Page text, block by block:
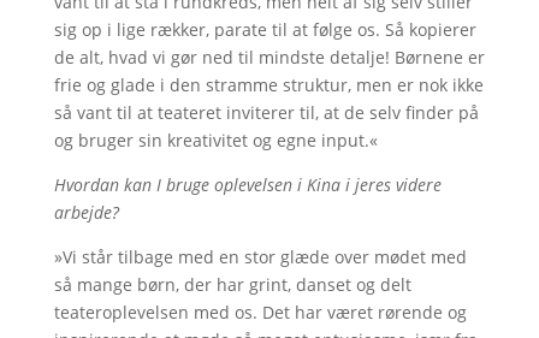
sig op i lige rækker, parate til at følge os. Så kopierer
de alt, hvad vi gør ned til mindste detalje! Børnene er
frie og glade i den stramme struktur, men er nok ikke
så vant til at teateret inviterer til, at de selv finder på
og bruger sin kreativitet og egne input.«
Hvordan kan I bruge oplevelsen i Kina i jeres videre
arbejde?
»Vi står tilbage med en stor glæde over mødet med
så mange børn, der har grint, danset og delt
teateroplevelsen med os. Det har været rørende og